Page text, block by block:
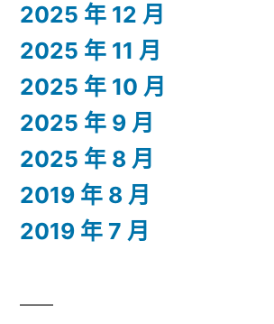
2025 年 12 月
2025 年 11 月
2025 年 10 月
2025 年 9 月
2025 年 8 月
2019 年 8 月
2019 年 7 月